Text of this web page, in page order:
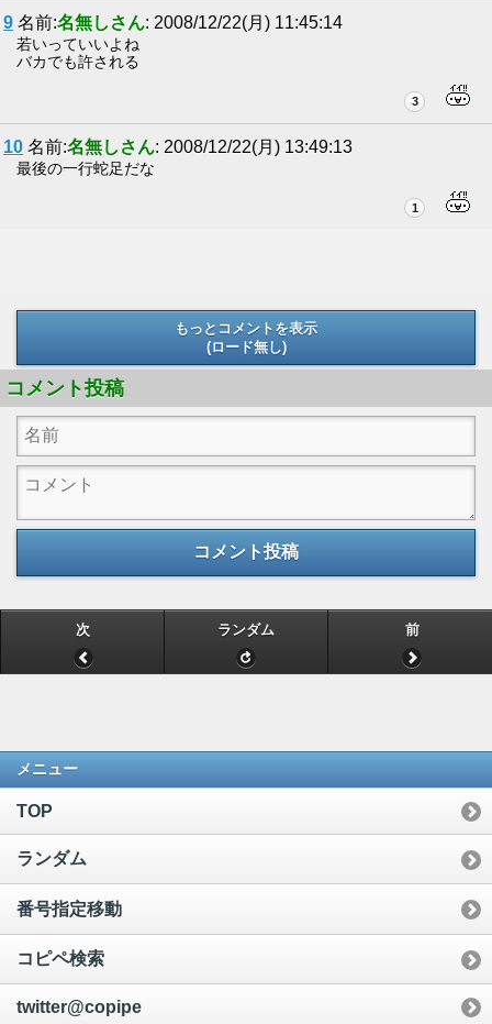
9 名前:名無しさん: 2008/12/22(月) 11:45:14
若いっていいよね
バカでも許される
3
10 名前:名無しさん: 2008/12/22(月) 13:49:13
最後の一行蛇足だな
1
もっとコメントを表示
(ロード無し)
コメント投稿
コメント投稿
次 ランダム 前
メニュー
TOP
ランダム
番号指定移動
コピペ検索
twitter@copipe